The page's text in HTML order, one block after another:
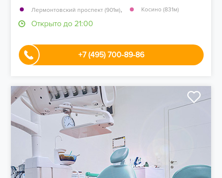
Лермонтовский проспект (901м), Косино (831м)
Открыто до 21:00
+7 (495) 700-89-86